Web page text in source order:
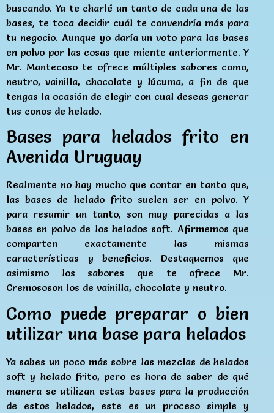
buscando. Ya te charlé un tanto de cada una de las
bases, te toca decidir cuál te convendría más para
tu negocio. Aunque yo daría un voto para las bases
en polvo por las cosas que miente anteriormente. Y
Mr. Mantecoso te ofrece múltiples sabores como,
neutro, vainilla, chocolate y lúcuma, a fin de que
tengas la ocasión de elegir con cual deseas generar
tus conos de helado.
Bases para helados frito en
Avenida Uruguay
Realmente no hay mucho que contar en tanto que,
las bases de helado frito suelen ser en polvo. Y
para resumir un tanto, son muy parecidas a las
bases en polvo de los helados soft. Afirmemos que
comparten exactamente las mismas
características y beneficios. Destaquemos que
asimismo los sabores que te ofrece Mr.
Cremososon los de vainilla, chocolate y neutro.
Como puede preparar o bien
utilizar una base para helados
Ya sabes un poco más sobre las mezclas de helados
soft y helado frito, pero es hora de saber de qué
manera se utilizan estas bases para la producción
de estos helados, este es un proceso simple y